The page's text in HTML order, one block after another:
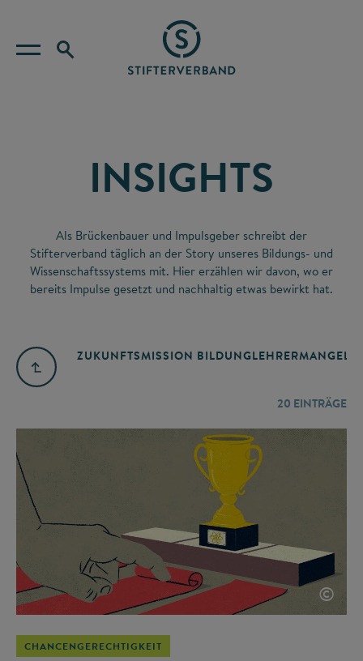
INSIGHTS
Als Brückenbauer und Impulsgeber schreibt der
Stifterverband täglich an der Story unseres Bildungs- und
Wissenschaftssystems mit. Hier erzählen wir davon, wo er
bereits Impulse gesetzt und nachhaltig etwas bewirkt hat.
ZUKUNFTSMISSION BILDUNGLEHRERMANGEL
20 EINTRÄGE
©
CHANCENGERECHTIGKEIT